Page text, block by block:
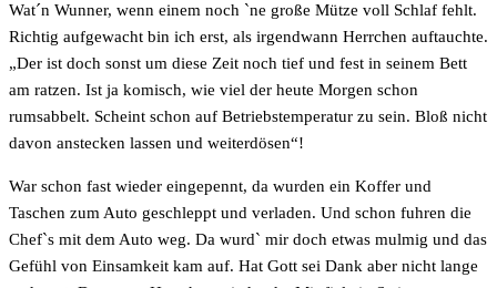
Wat´n Wunner, wenn einem noch `ne große Mütze voll Schlaf fehlt.
Richtig aufgewacht bin ich erst, als irgendwann Herrchen auftauchte.
„Der ist doch sonst um diese Zeit noch tief und fest in seinem Bett
am ratzen. Ist ja komisch, wie viel der heute Morgen schon
rumsabbelt. Scheint schon auf Betriebstemperatur zu sein. Bloß nicht
davon anstecken lassen und weiterdösen“!
War schon fast wieder eingepennt, da wurden ein Koffer und
Taschen zum Auto geschleppt und verladen. Und schon fuhren die
Chef`s mit dem Auto weg. Da wurd` mir doch etwas mulmig und das
Gefühl von Einsamkeit kam auf. Hat Gott sei Dank aber nicht lange